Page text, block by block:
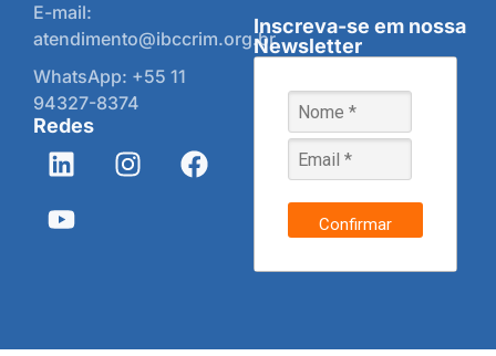
E-mail:
atendimento@ibccrim.org.br
WhatsApp: +55 11
94327-8374
Redes
Inscreva-se em nossa
Newsletter
Confirmar